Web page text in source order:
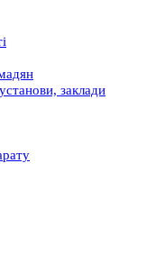
заклади